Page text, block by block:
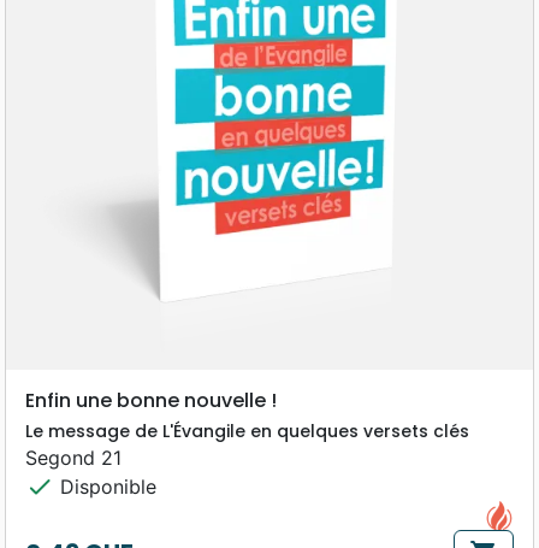
Enfin une bonne nouvelle !
Le message de L'Évangile en quelques versets clés
Segond 21
check Disponible